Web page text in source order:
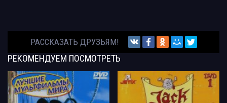
РАССКАЗАТЬ ДРУЗЬЯМ!
РЕКОМЕНДУЕМ ПОСМОТРЕТЬ